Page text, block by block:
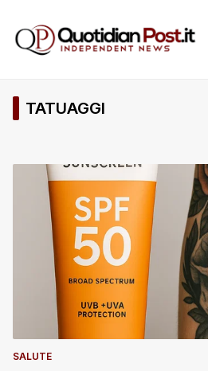
TATUAGGI
SALUTE